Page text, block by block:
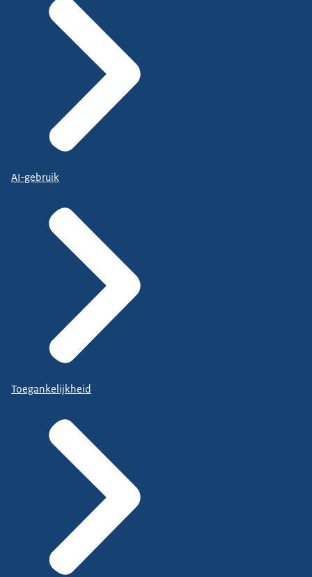
AI-gebruik
Toegankelijkheid